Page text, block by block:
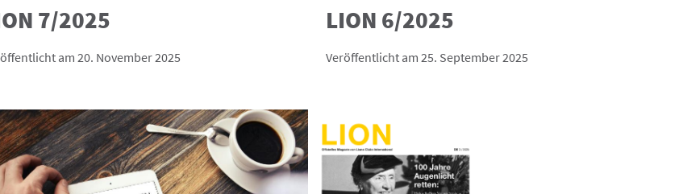
7/2025
am 20. November 2025
LION 6/2025
Veröffentlicht am 25. September 2025